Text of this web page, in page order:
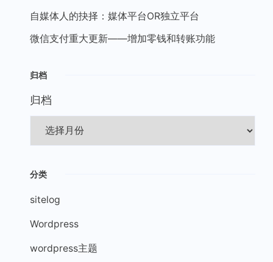
自媒体人的抉择：媒体平台OR独立平台
微信支付重大更新——增加零钱和转账功能
归档
归档
分类
sitelog
Wordpress
wordpress主题